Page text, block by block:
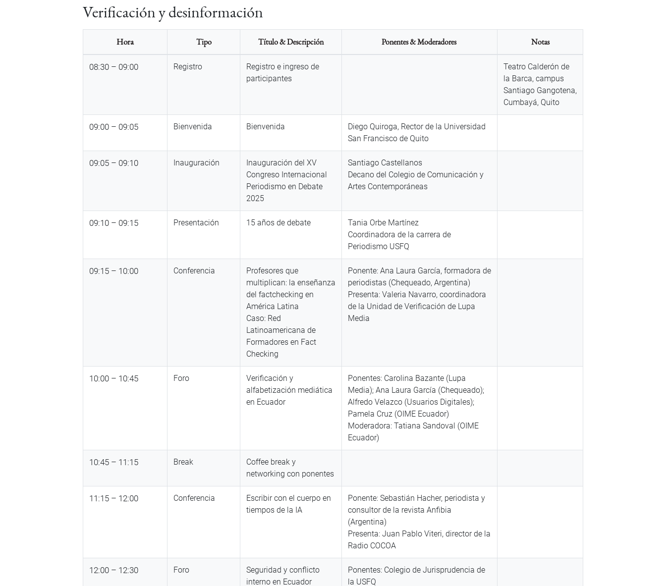
Verificación y desinformación
Hora Tipo Título & Descripción Ponentes & Moderadores Notas
08:30 – 09:00 Registro
Registro e ingreso de
participantes
Teatro Calderón de
la Barca, campus
Santiago Gangotena,
Cumbayá, Quito
09:00 – 09:05 Bienvenida Bienvenida
Diego Quiroga, Rector de la Universidad
San Francisco de Quito
09:05 – 09:10 Inauguración
Inauguración del XV
Congreso Internacional
Periodismo en Debate
2025
Santiago Castellanos
Decano del Colegio de Comunicación y
Artes Contemporáneas
09:10 – 09:15 Presentación 15 años de debate
Tania Orbe Martínez
Coordinadora de la carrera de
Periodismo USFQ
09:15 – 10:00 Conferencia
Profesores que
multiplican: la enseñanza
del factchecking en
América Latina
Caso: Red
Latinoamericana de
Formadores en Fact
Checking
Ponente: Ana Laura García, formadora de
periodistas (Chequeado, Argentina)
Presenta: Valeria Navarro, coordinadora
de la Unidad de Verificación de Lupa
Media
10:00 – 10:45 Foro
Verificación y
alfabetización mediática
en Ecuador
Ponentes: Carolina Bazante (Lupa
Media); Ana Laura García (Chequeado);
Alfredo Velazco (Usuarios Digitales);
Pamela Cruz (OIME Ecuador)
Moderadora: Tatiana Sandoval (OIME
Ecuador)
10:45 – 11:15 Break
Coffee break y
networking con ponentes
11:15 – 12:00 Conferencia
Escribir con el cuerpo en
tiempos de la IA
Ponente: Sebastián Hacher, periodista y
consultor de la revista Anfibia
(Argentina)
Presenta: Juan Pablo Viteri, director de la
Radio COCOA
12:00 – 12:30 Foro
Seguridad y conflicto
interno en Ecuador
Ponentes: Colegio de Jurisprudencia de
la USFQ